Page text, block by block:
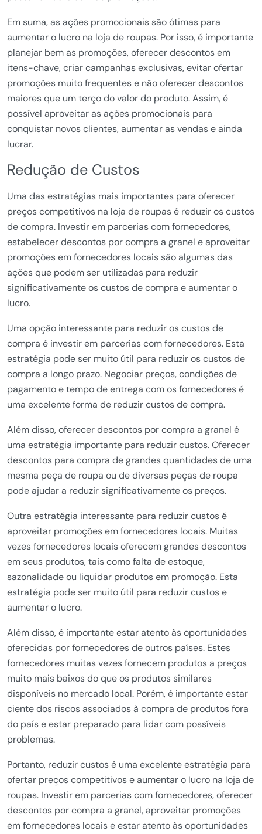
Em suma, as ações promocionais são ótimas para
aumentar o lucro na loja de roupas. Por isso, é importante
planejar bem as promoções, oferecer descontos em
itens-chave, criar campanhas exclusivas, evitar ofertar
promoções muito frequentes e não oferecer descontos
maiores que um terço do valor do produto. Assim, é
possível aproveitar as ações promocionais para
conquistar novos clientes, aumentar as vendas e ainda
lucrar.
Redução de Custos
Uma das estratégias mais importantes para oferecer
preços competitivos na loja de roupas é reduzir os custos
de compra. Investir em parcerias com fornecedores,
estabelecer descontos por compra a granel e aproveitar
promoções em fornecedores locais são algumas das
ações que podem ser utilizadas para reduzir
significativamente os custos de compra e aumentar o
lucro.
Uma opção interessante para reduzir os custos de
compra é investir em parcerias com fornecedores. Esta
estratégia pode ser muito útil para reduzir os custos de
compra a longo prazo. Negociar preços, condições de
pagamento e tempo de entrega com os fornecedores é
uma excelente forma de reduzir custos de compra.
Além disso, oferecer descontos por compra a granel é
uma estratégia importante para reduzir custos. Oferecer
descontos para compra de grandes quantidades de uma
mesma peça de roupa ou de diversas peças de roupa
pode ajudar a reduzir significativamente os preços.
Outra estratégia interessante para reduzir custos é
aproveitar promoções em fornecedores locais. Muitas
vezes fornecedores locais oferecem grandes descontos
em seus produtos, tais como falta de estoque,
sazonalidade ou liquidar produtos em promoção. Esta
estratégia pode ser muito útil para reduzir custos e
aumentar o lucro.
Além disso, é importante estar atento às oportunidades
oferecidas por fornecedores de outros países. Estes
fornecedores muitas vezes fornecem produtos a preços
muito mais baixos do que os produtos similares
disponíveis no mercado local. Porém, é importante estar
ciente dos riscos associados à compra de produtos fora
do país e estar preparado para lidar com possíveis
problemas.
Portanto, reduzir custos é uma excelente estratégia para
ofertar preços competitivos e aumentar o lucro na loja de
roupas. Investir em parcerias com fornecedores, oferecer
descontos por compra a granel, aproveitar promoções
em fornecedores locais e estar atento às oportunidades